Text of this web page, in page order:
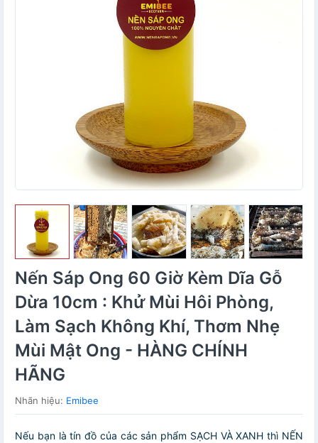
Nến Sáp Ong 60 Giờ Kèm Dĩa Gỗ
Dừa 10cm : Khử Mùi Hôi Phòng,
Làm Sạch Không Khí, Thơm Nhẹ
Mùi Mật Ong - HÀNG CHÍNH
HÃNG
Nhãn hiệu: Emibee
Nếu bạn là tín đồ của các sản phẩm SẠCH VÀ XANH thì NẾN